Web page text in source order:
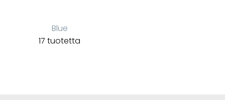
Blue
17 tuotetta